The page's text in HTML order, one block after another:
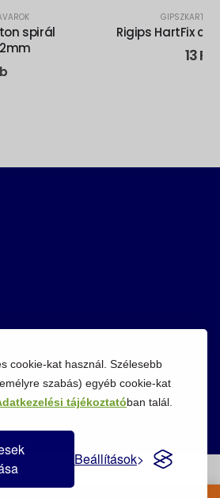
cookie-kat használ. Szélesebb
szabás) egyéb cookie-kat
tájékoztatóban talál.
Beállítások
spirál
GIPSZKARTON
Rigips HartFix
13Ft